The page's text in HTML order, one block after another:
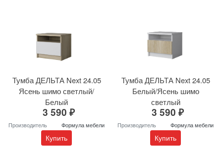
Тумба ДЕЛЬТА Next 24.05
Ясень шимо светлый/
Белый
3 590 ₽
Производитель Формула мебели
Купить
Тумба ДЕЛЬТА Next 24.05
Белый/Ясень шимо
светлый
3 590 ₽
Производитель Формула мебели
Купить